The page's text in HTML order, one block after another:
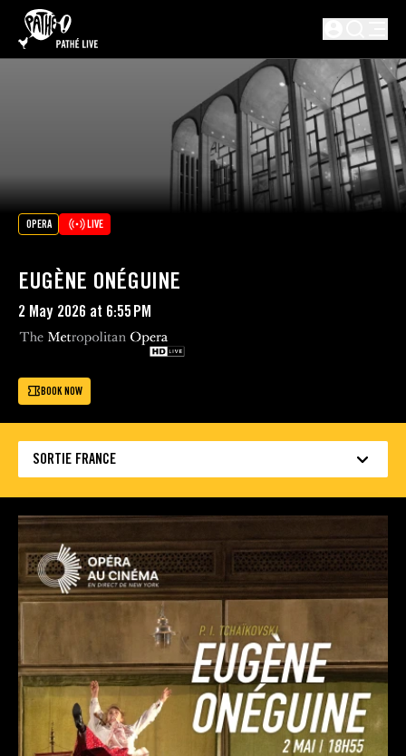
SKIP TO MAIN CONTENT
OPERA LIVE
EUGÈNE ONÉGUINE
2 May 2026 at 6:55 PM
BOOK NOW
SORTIE FRANCE